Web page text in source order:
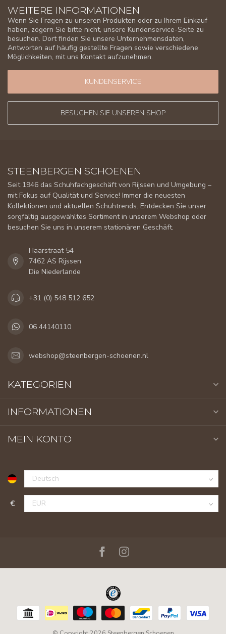
WEITERE INFORMATIONEN
Wenn Sie Fragen zu unseren Produkten oder zu Ihrem Einkauf
haben, zögern Sie bitte nicht, unsere Kundenservice-Seite zu
besuchen. Dort finden Sie unsere Unternehmensdaten,
Antworten auf häufig gestellte Fragen sowie verschiedene
Möglichkeiten, mit uns Kontakt aufzunehmen.
KUNDENSERVICE
BESUCHEN SIE UNSEREN SHOP
STEENBERGEN SCHOENEN
Seit 1946 das Schuhfachgeschäft von Rijssen und Umgebung –
mit Fokus auf Qualität und Service! Immer die neuesten
Kollektionen und aktuellen Schuhtrends. Entdecken Sie unser
sorgfältig ausgewähltes Sortiment in unserem Webshop oder
besuchen Sie uns in unserem stationären Geschäft.
Haarstraat 54
7462 AS Rijssen
Die Niederlande
+31 (0) 548 512 652
06 44140110
webshop@steenbergen-schoenen.nl
KATEGORIEN
INFORMATIONEN
MEIN KONTO
€